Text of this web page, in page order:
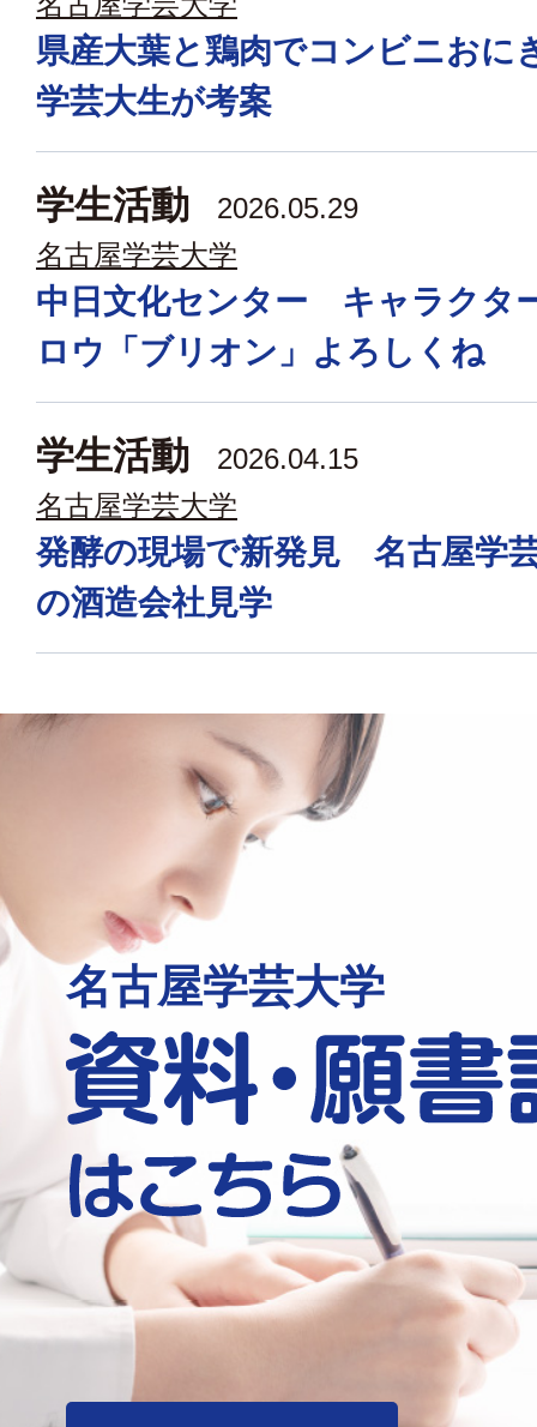
県産大葉と鶏肉でコンビニお
学芸大生が考案
学生活動
2026.05.29
名古屋学芸大学
中日文化センター キャラクタ
ロウ「ブリオン」よろしくね
学生活動
2026.04.15
名古屋学芸大学
発酵の現場で新発見 名古屋学
の酒造会社見学
名古屋学芸大学